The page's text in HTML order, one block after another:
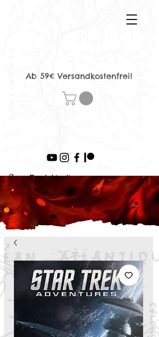
Ab 59€ Versandkostenfrei!
> Produktseite